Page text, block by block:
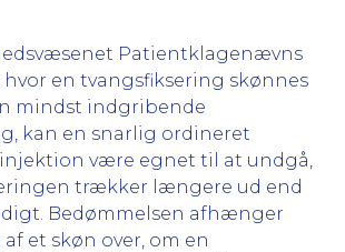
Patientklagenævns
en tvangsfiksering skønnes
mindst indgribende
kan en snarlig ordineret
være egnet til at undgå,
trækker længere ud end
Bedømmelsen afhænger
et skøn over, om en